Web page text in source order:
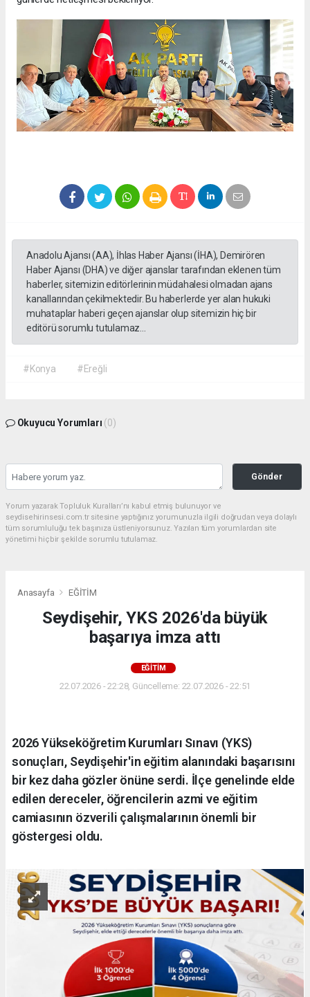
Anadolu Ajansı (AA), İhlas Haber Ajansı (İHA), Demirören
Haber Ajansı (DHA) ve diğer ajanslar tarafından eklenen tüm
haberler, sitemizin editörlerinin müdahalesi olmadan ajans
kanallarından çekilmektedir. Bu haberlerde yer alan hukuki
muhataplar haberi geçen ajanslar olup sitemizin hiç bir
editörü sorumlu tutulamaz...
#Konya #Ereğli
Okuyucu Yorumları (0)
Gönder
Yorum yazarak Topluluk Kuralları’nı kabul etmiş bulunuyor ve
seydisehirinsesi.com.tr sitesine yaptığınız yorumunuzla ilgili doğrudan veya dolaylı
tüm sorumluluğu tek başınıza üstleniyorsunuz. Yazılan tüm yorumlardan site
yönetimi hiçbir şekilde sorumlu tutulamaz.
Anasayfa EĞİTİM
Seydişehir, YKS 2026'da büyük
başarıya imza attı
EĞİTİM
22.07.2026 - 22:28, Güncelleme: 22.07.2026 - 22:51
2026 Yükseköğretim Kurumları Sınavı (YKS)
sonuçları, Seydişehir'in eğitim alanındaki başarısını
bir kez daha gözler önüne serdi. İlçe genelinde elde
edilen dereceler, öğrencilerin azmi ve eğitim
camiasının özverili çalışmalarının önemli bir
göstergesi oldu.